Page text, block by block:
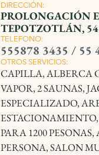
DIRECCIÓN:
PROLONGACIÓN
TEPOTZOTLÁN,
TELEFONO:
555878 3435 / 55
OTROS SERVICIOS:
CAPILLA, ALBERCA
VAPOR, 2 SAUNAS,
ESPECIALIZADO,
PARA 1200
PERSONA, SALON